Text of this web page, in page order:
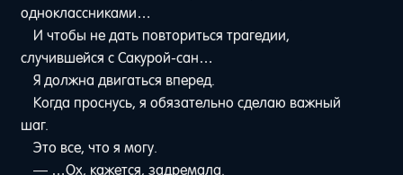
одноклассниками…
И чтобы не дать повториться трагедии,
случившейся с Сакурой-сан…
Я должна двигаться вперед.
Когда проснусь, я обязательно сделаю важный
шаг.
Это все, что я могу.
— …Ох, кажется, задремала.